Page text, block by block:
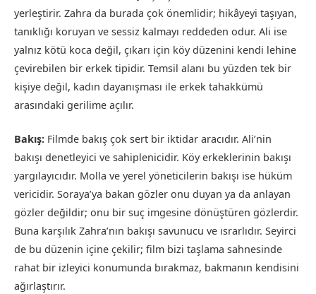
yerleştirir. Zahra da burada çok önemlidir; hikâyeyi taşıyan,
tanıklığı koruyan ve sessiz kalmayı reddeden odur. Ali ise
yalnız kötü koca değil, çıkarı için köy düzenini kendi lehine
çevirebilen bir erkek tipidir. Temsil alanı bu yüzden tek bir
kişiye değil, kadın dayanışması ile erkek tahakkümü
arasındaki gerilime açılır.
Bakış: Filmde bakış çok sert bir iktidar aracıdır. Ali’nin
bakışı denetleyici ve sahiplenicidir. Köy erkeklerinin bakışı
yargılayıcıdır. Molla ve yerel yöneticilerin bakışı ise hüküm
vericidir. Soraya’ya bakan gözler onu duyan ya da anlayan
gözler değildir; onu bir suç imgesine dönüştüren gözlerdir.
Buna karşılık Zahra’nın bakışı savunucu ve ısrarlıdır. Seyirci
de bu düzenin içine çekilir; film bizi taşlama sahnesinde
rahat bir izleyici konumunda bırakmaz, bakmanın kendisini
ağırlaştırır.